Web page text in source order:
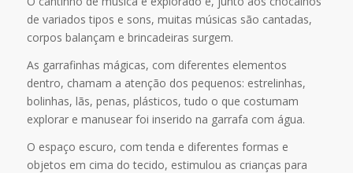
de variados tipos e sons, muitas músicas são cantadas,
corpos balançam e brincadeiras surgem.
As garrafinhas mágicas, com diferentes elementos
dentro, chamam a atenção dos pequenos: estrelinhas,
bolinhas, lãs, penas, plásticos, tudo o que costumam
explorar e manusear foi inserido na garrafa com água.
O espaço escuro, com tenda e diferentes formas e
objetos em cima do tecido, estimulou as crianças para